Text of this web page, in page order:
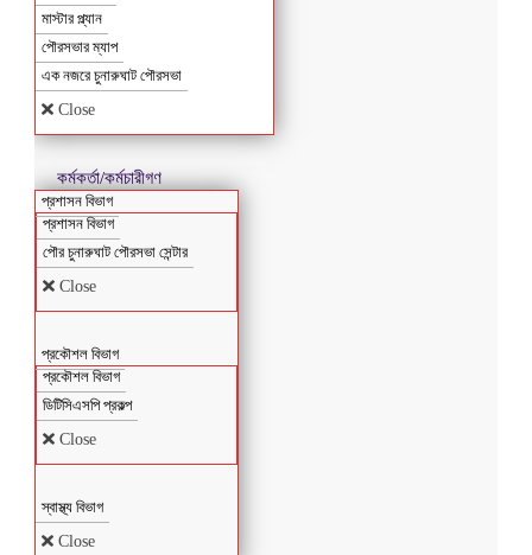
মাস্টার প্ল্যান
পৌরসভার ম্যাপ
এক নজরে চুনারুঘাট পৌরসভা
Close
কর্মকর্তা/কর্মচারীগণ
প্রশাসন বিভাগ
প্রশাসন বিভাগ
পৌর চুনারুঘাট পৌরসভা সেন্টার
Close
প্রকৌশল বিভাগ
প্রকৌশল বিভাগ
ডিটিসিএসপি প্রকল্প
Close
স্বাস্থ্য বিভাগ
Close